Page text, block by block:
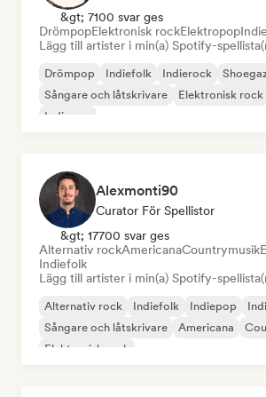
&gt; 7100 svar ges
DrömpopElektronisk rockElektropop
Lägg till artister i min(a) Spotify-
Drömpop Indiefolk Indierock
Sångare och låtskrivare
Elektronisk rock
Indiepop
Alexmonti90
Curator För Spellistor
&gt; 17700 svar ges
Alternativ rockAmericanaCountrymusik
Indiefolk
Lägg till artister i min(a) Spotify-
Alternativ rock Indiefolk Indiepop
Sångare och låtskrivare
Americana
Elektronisk rock